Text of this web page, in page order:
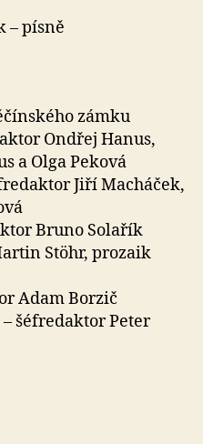
– písně
zámku
Ondřej Hanus,
a Olga Peková
Jiří Macháček,
Bruno Solařík
Stöhr, prozaik
Adam Borzič
šéfredaktor Peter